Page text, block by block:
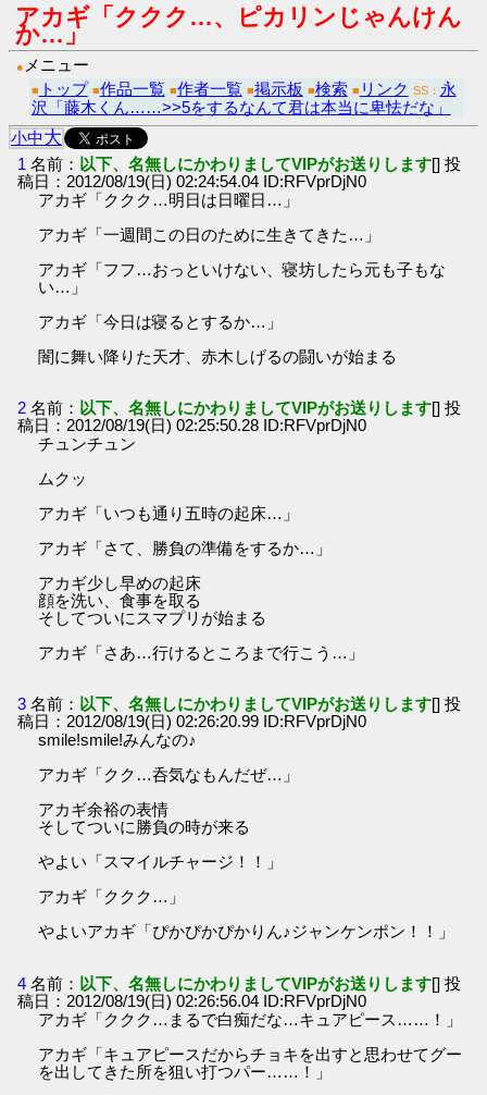
アカギ「ククク…、ピカリンじゃんけん
か…」
● メニュー
■ トップ ■作品一覧 ■作者一覧 ■掲示板 ■検索 ■ リンク SS： 永
沢「藤木くん……>>5をするなんて君は本当に卑怯だな」
小中大
1 名前： 以下、名無しにかわりましてVIPがお送りします[] 投
稿日：2012/08/19(日) 02:24:54.04 ID:RFVprDjN0
アカギ「ククク…明日は日曜日…」
アカギ「一週間この日のために生きてきた…」
アカギ「フフ…おっといけない、寝坊したら元も子もな
い…」
アカギ「今日は寝るとするか…」
闇に舞い降りた天才、赤木しげるの闘いが始まる
2 名前： 以下、名無しにかわりましてVIPがお送りします[] 投
稿日：2012/08/19(日) 02:25:50.28 ID:RFVprDjN0
チュンチュン
ムクッ
アカギ「いつも通り五時の起床…」
アカギ「さて、勝負の準備をするか…」
アカギ少し早めの起床
顔を洗い、食事を取る
そしてついにスマプリが始まる
アカギ「さあ…行けるところまで行こう…」
3 名前： 以下、名無しにかわりましてVIPがお送りします[] 投
稿日：2012/08/19(日) 02:26:20.99 ID:RFVprDjN0
smile!smile!みんなの♪
アカギ「クク…呑気なもんだぜ…」
アカギ余裕の表情
そしてついに勝負の時が来る
やよい「スマイルチャージ！！」
アカギ「ククク…」
やよいアカギ「ぴかぴかぴかりん♪ジャンケンポン！！」
4 名前： 以下、名無しにかわりましてVIPがお送りします[] 投
稿日：2012/08/19(日) 02:26:56.04 ID:RFVprDjN0
アカギ「ククク…まるで白痴だな…キュアピース……！」
アカギ「キュアピースだからチョキを出すと思わせてグー
を出してきた所を狙い打つパー……！」